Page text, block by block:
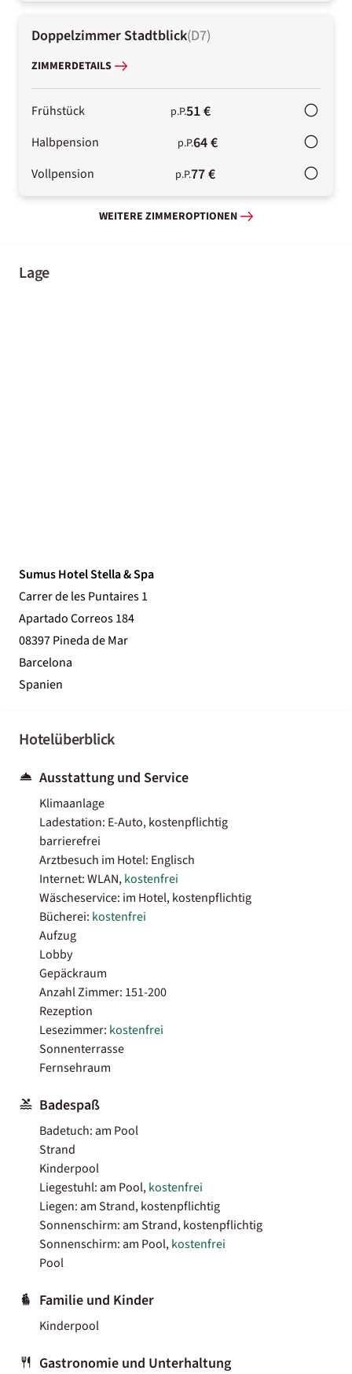
Doppelzimmer Stadtblick(D7)
ZIMMERDETAILS
Frühstück p.P.51 €
Halbpension p.P.64 €
Vollpension p.P.77 €
WEITERE ZIMMEROPTIONEN
Lage
Sumus Hotel Stella & Spa
Carrer de les Puntaires 1
Apartado Correos 184
08397 Pineda de Mar
Barcelona
Spanien
Hotelüberblick
Ausstattung und Service
Klimaanlage
Ladestation: E-Auto, kostenpflichtig
barrierefrei
Arztbesuch im Hotel: Englisch
Internet: WLAN,kostenfrei
Wäscheservice: im Hotel, kostenpflichtig
Bücherei: kostenfrei
Aufzug
Lobby
Gepäckraum
Anzahl Zimmer: 151-200
Rezeption
Lesezimmer: kostenfrei
Sonnenterrasse
Fernsehraum
Badespaß
Badetuch: am Pool
Strand
Kinderpool
Liegestuhl: am Pool,kostenfrei
Liegen: am Strand, kostenpflichtig
Sonnenschirm: am Strand, kostenpflichtig
Sonnenschirm: am Pool,kostenfrei
Pool
Familie und Kinder
Kinderpool
Gastronomie und Unterhaltung